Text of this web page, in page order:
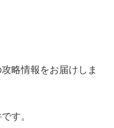
略情報をお届けしま
す。